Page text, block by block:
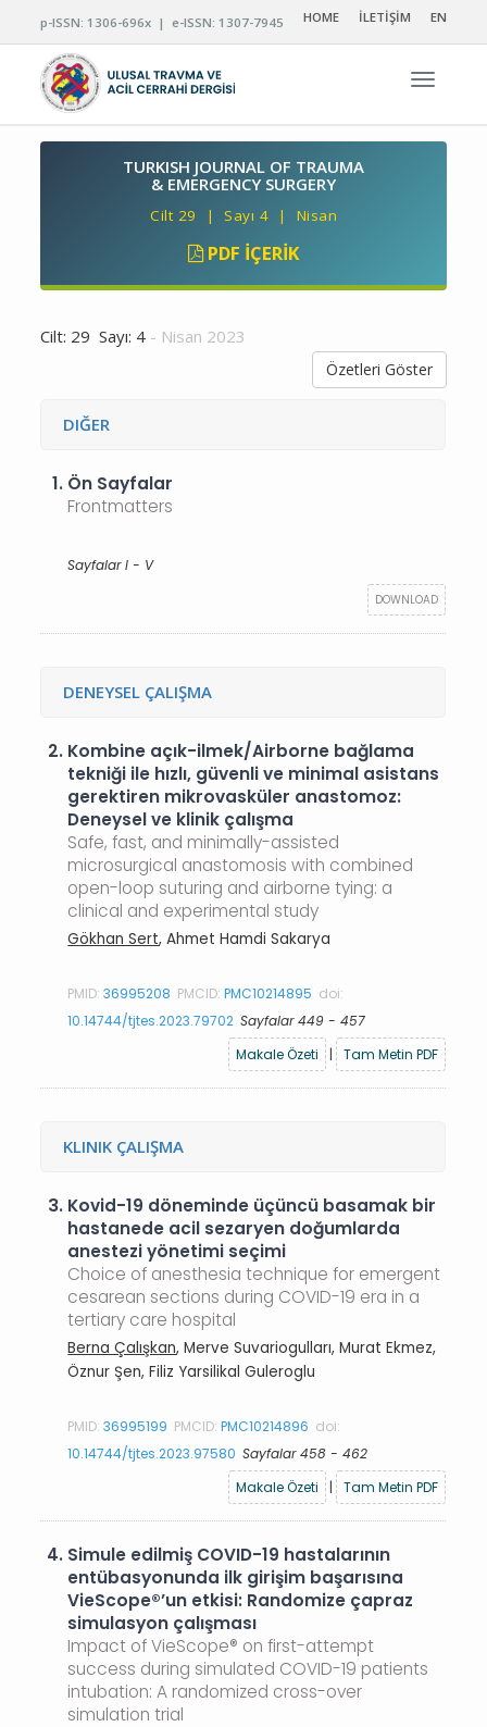
p-ISSN: 1306-696x | e-ISSN: 1307-7945 HOME İLETİŞİM EN
TURKISH JOURNAL OF TRAUMA
& EMERGENCY SURGERY
Cilt 29 | Sayı 4 | Nisan
PDF İÇERIK
Cilt: 29 Sayı: 4 - Nisan 2023
Özetleri Göster
DIĞER
1. Ön Sayfalar
Frontmatters
Sayfalar I - V
DOWNLOAD
DENEYSEL ÇALIŞMA
2. Kombine açık-ilmek/Airborne bağlama
tekniği ile hızlı, güvenli ve minimal asistans
gerektiren mikrovasküler anastomoz:
Deneysel ve klinik çalışma
Safe, fast, and minimally-assisted
microsurgical anastomosis with combined
open-loop suturing and airborne tying: a
clinical and experimental study
Gökhan Sert, Ahmet Hamdi Sakarya
PMID:36995208 PMCID:PMC10214895 doi:
10.14744/tjtes.2023.79702 Sayfalar 449 - 457
Makale Özeti
| Tam Metin PDF
KLINIK ÇALIŞMA
3. Kovid-19 döneminde üçüncü basamak bir
hastanede acil sezaryen doğumlarda
anestezi yönetimi seçimi
Choice of anesthesia technique for emergent
cesarean sections during COVID-19 era in a
tertiary care hospital
Berna Çalışkan, Merve Suvariogulları, Murat Ekmez,
Öznur Şen, Filiz Yarsilikal Guleroglu
PMID:36995199 PMCID:PMC10214896 doi:
10.14744/tjtes.2023.97580 Sayfalar 458 - 462
Makale Özeti
| Tam Metin PDF
4. Simule edilmiş COVID-19 hastalarının
entübasyonunda ilk girişim başarısına
VieScope®’un etkisi: Randomize çapraz
simulasyon çalışması
Impact of VieScope® on first-attempt
success during simulated COVID-19 patients
intubation: A randomized cross-over
simulation trial